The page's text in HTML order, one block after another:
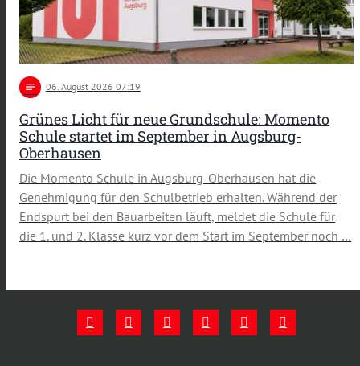
notes 06. August 2026 07:19
Grünes Licht für neue Grundschule: Momento
Schule startet im September in Augsburg-
Oberhausen
Die Momento Schule in Augsburg-Oberhausen hat die
Genehmigung für den Schulbetrieb erhalten. Während der
Endspurt bei den Bauarbeiten läuft, meldet die Schule für
die 1. und 2. Klasse kurz vor dem Start im September noch …